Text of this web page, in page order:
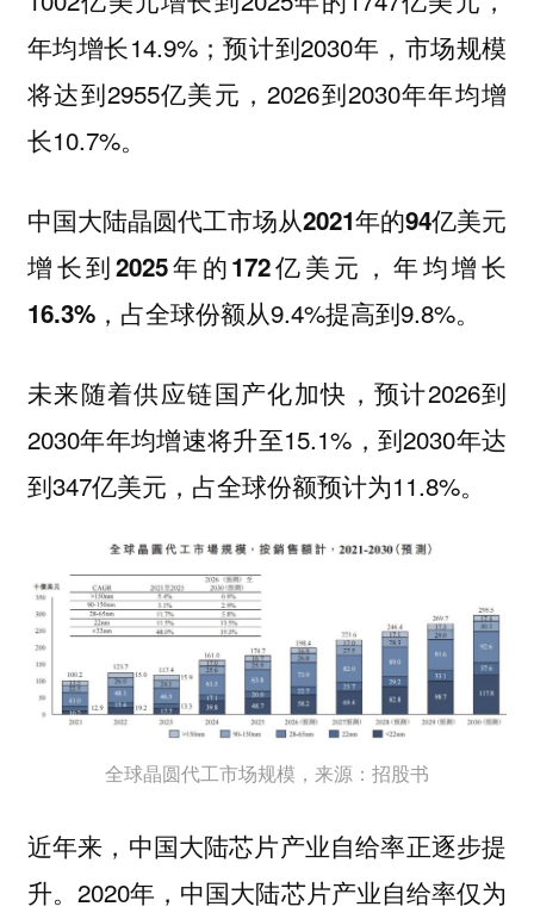
年均增长14.9%；预计到2030年，市场规模
将达到2955亿美元，2026到2030年年均增
长10.7%。
中国大陆晶圆代工市场从2021年的94亿美元
增长到2025年的172亿美元，年均增长
16.3%，占全球份额从9.4%提高到9.8%。
未来随着供应链国产化加快，预计2026到
2030年年均增速将升至15.1%，到2030年达
到347亿美元，占全球份额预计为11.8%。
全球晶圆代工市场规模，来源：招股书
近年来，中国大陆芯片产业自给率正逐步提
升。2020年，中国大陆芯片产业自给率仅为